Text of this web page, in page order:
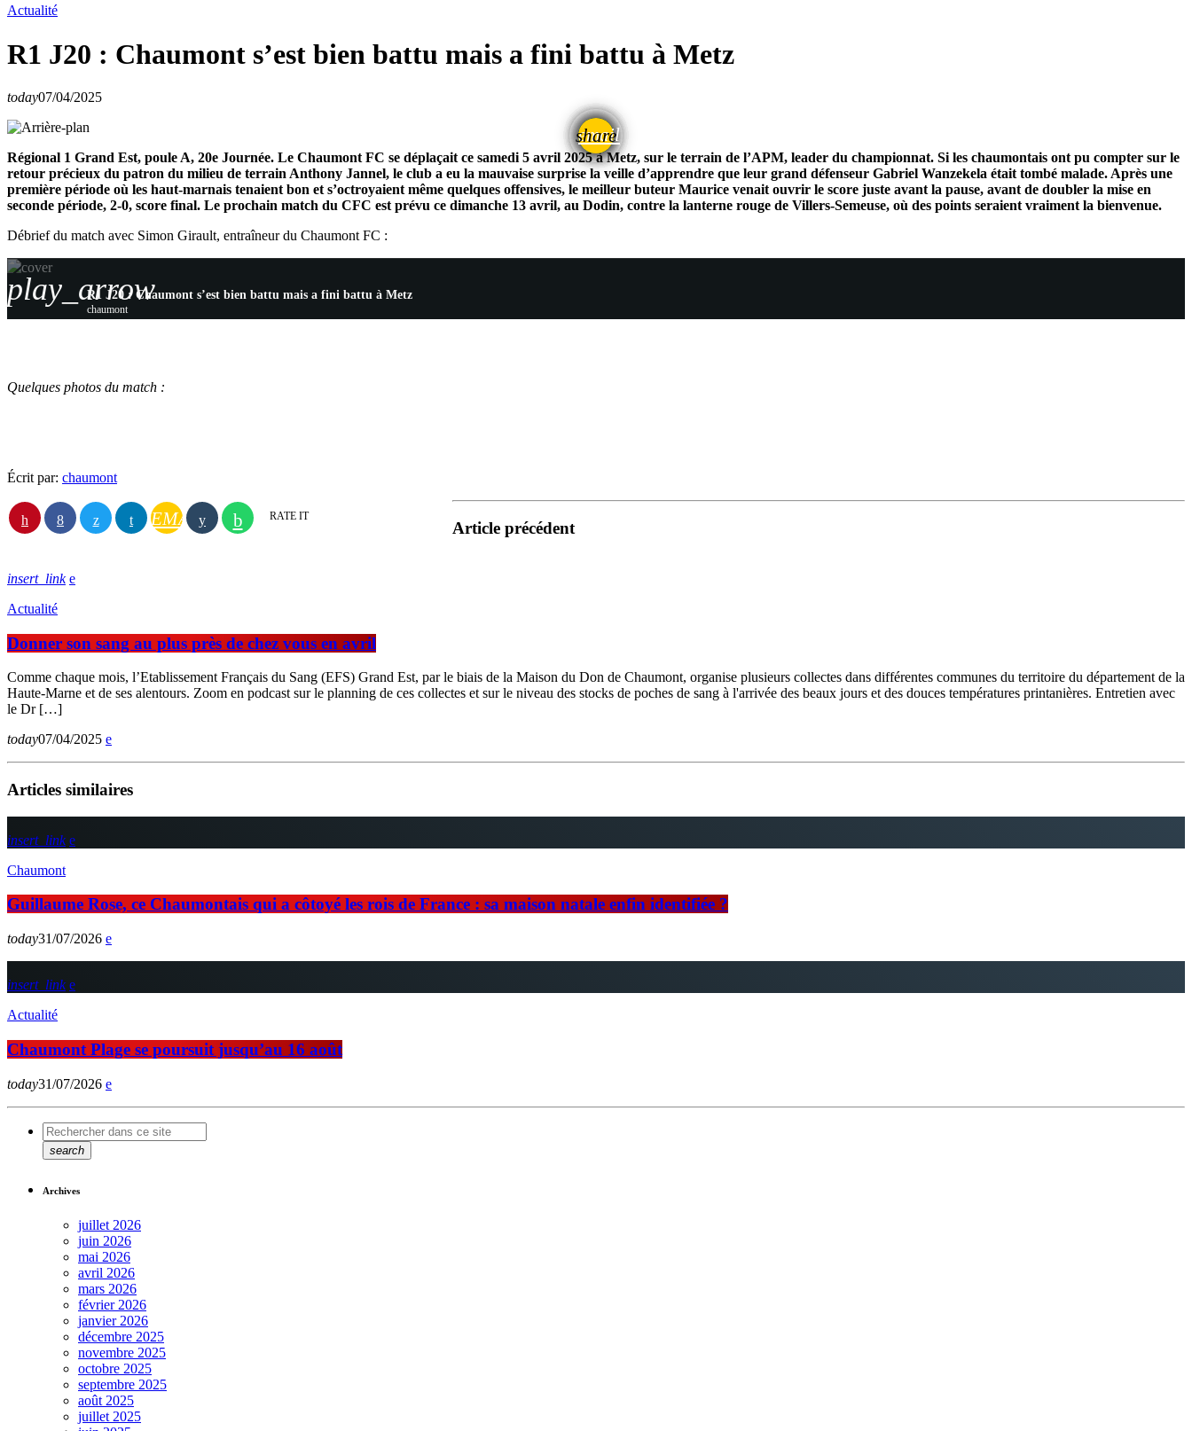
Actualité
R1 J20 : Chaumont s’est bien battu mais a fini battu à Metz
today07/04/2025
share
email
Régional 1 Grand Est, poule A, 20e Journée. Le Chaumont FC se déplaçait ce samedi 5 avril 2025 à Metz, sur le terrain de l’APM, leader du championnat. Si les chaumontais ont pu compter sur le
retour précieux du patron du milieu de terrain Anthony Jannel, le club a eu la mauvaise surprise la veille d’apprendre que leur grand défenseur Gabriel Wanzekela était tombé malade. Après une
première période où les haut-marnais tenaient bon et s’octroyaient même quelques offensives, le meilleur buteur Maurice venait ouvrir le score juste avant la pause, avant de doubler la mise en
seconde période, 2-0, score final. Le prochain match du CFC est prévu ce dimanche 13 avril, au Dodin, contre la lanterne rouge de Villers-Semeuse, où des points seraient vraiment la bienvenue.
Débrief du match avec Simon Girault, entraîneur du Chaumont FC :
play_arrowR1 J20 : Chaumont s’est bien battu mais a fini battu à Metz
chaumont
Quelques photos du match :
Écrit par: chaumont
EMAIL RATE IT
Article précédent
insert_link
Actualité
Donner son sang au plus près de chez vous en avril
Comme chaque mois, l’Etablissement Français du Sang (EFS) Grand Est, par le biais de la Maison du Don de Chaumont, organise plusieurs collectes dans différentes communes du territoire du département de la
Haute-Marne et de ses alentours. Zoom en podcast sur le planning de ces collectes et sur le niveau des stocks de poches de sang à l'arrivée des beaux jours et des douces températures printanières. Entretien avec
le Dr […]
today07/04/2025
Articles similaires
insert_link
Chaumont
Guillaume Rose, ce Chaumontais qui a côtoyé les rois de France : sa maison natale enfin identifiée ?
today31/07/2026
insert_link
Actualité
Chaumont Plage se poursuit jusqu’au 16 août
today31/07/2026
search
Archives
juillet 2026
juin 2026
mai 2026
avril 2026
mars 2026
février 2026
janvier 2026
décembre 2025
novembre 2025
octobre 2025
septembre 2025
août 2025
juillet 2025